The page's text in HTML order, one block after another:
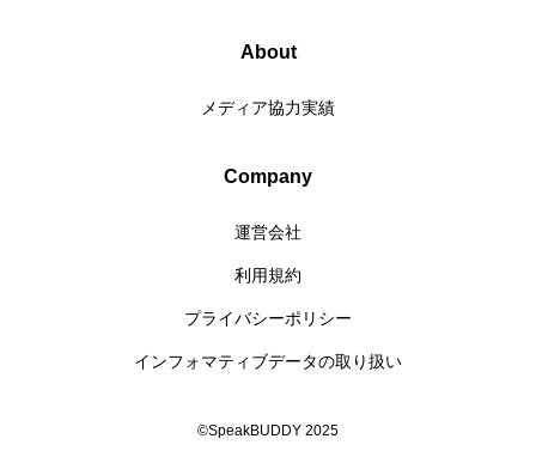
About
メディア協力実績
Company
運営会社
利用規約
プライバシーポリシー
インフォマティブデータの取り扱い
©SpeakBUDDY 2025